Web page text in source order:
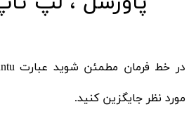
مورد نظر جایگزین کنید.